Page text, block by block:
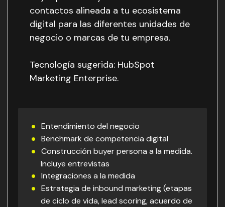
contactos alineada a tu ecosistema
digital para las diferentes unidades de
negocio o marcas de tu empresa.
Tecnología sugerida: HubSpot
Marketing Enterprise.
Entendimiento del negocio
Benchmark de competencia digital
Construcción buyer persona a la medida.
Incluye entrevistas
Integraciones a la medida
Estrategia de inbound marketing (etapas
de ciclo de vida, lead scoring, acuerdo de